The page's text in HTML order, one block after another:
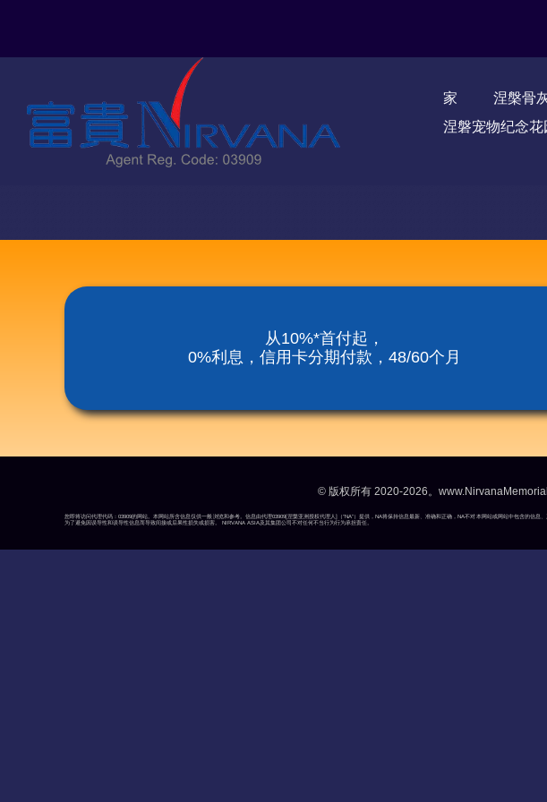
家 涅槃骨
涅磐宠物纪念花
从10%*首付起，
0%利息，信用卡分期付款，48/60个月
© 版权所有 2020-2026。
您即将访问代理代码：03909的网站。本网站所含信息仅供一般浏览和参考。信息由代理03909[涅槃亚洲授权代理人]（“NA”）提供，NA将保持信息最新、准确和正确，NA不对本网站或网站中包含的
为了避免因误导性和误导性信息而导致间接或后果性损失或损害。 NIRVANA ASIA及其集团公司不对任何不当行为行为承担责任。